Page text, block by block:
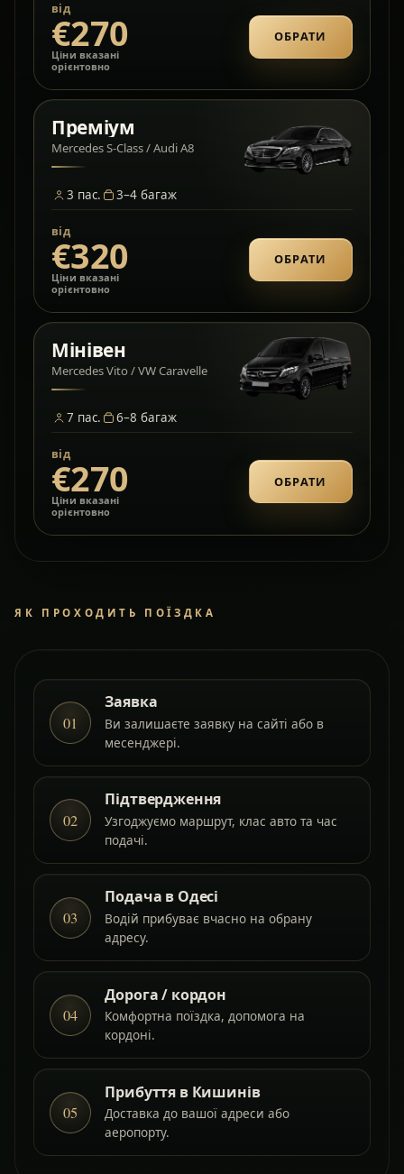
від
€270
Ціни вказані
орієнтовно
ОБРАТИ
Преміум
Mercedes S-Class / Audi A8
3 пас. 3–4 багаж
від
€320
Ціни вказані
орієнтовно
ОБРАТИ
Мінівен
Mercedes Vito / VW Caravelle
7 пас. 6–8 багаж
від
€270
Ціни вказані
орієнтовно
ОБРАТИ
ЯК ПРОХОДИТЬ ПОЇЗДКА
01
Заявка
Ви залишаєте заявку на сайті або в
месенджері.
02
Підтвердження
Узгоджуємо маршрут, клас авто та час
подачі.
03
Подача в Одесі
Водій прибуває вчасно на обрану
адресу.
04
Дорога / кордон
Комфортна поїздка, допомога на
кордоні.
05
Прибуття в Кишинів
Доставка до вашої адреси або
аеропорту.